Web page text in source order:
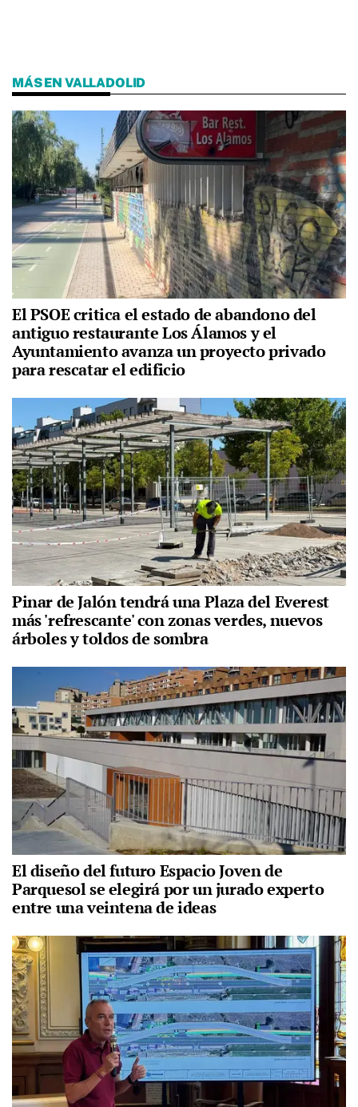
MÁS EN VALLADOLID
El PSOE critica el estado de abandono del
antiguo restaurante Los Álamos y el
Ayuntamiento avanza un proyecto privado
para rescatar el edificio
Pinar de Jalón tendrá una Plaza del Everest
más 'refrescante' con zonas verdes, nuevos
árboles y toldos de sombra
El diseño del futuro Espacio Joven de
Parquesol se elegirá por un jurado experto
entre una veintena de ideas